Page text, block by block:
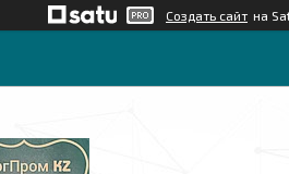
Создать сайт на